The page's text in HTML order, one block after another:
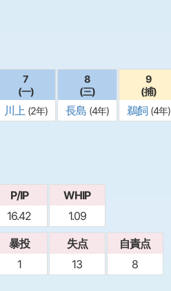
7
(一)
川上 (2年)
8
(三)
長島 (4年)
9
(捕)
鵜飼 (4年)
P/IP
16.42
WHIP
1.09
暴投
1
失点
13
自責点
8